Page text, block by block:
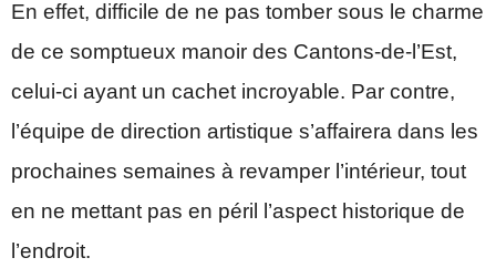
En effet, difficile de ne pas tomber sous le charme
de ce somptueux manoir des Cantons-de-l’Est,
celui-ci ayant un cachet incroyable. Par contre,
l’équipe de direction artistique s’affairera dans les
prochaines semaines à revamper l’intérieur, tout
en ne mettant pas en péril l’aspect historique de
l’endroit.